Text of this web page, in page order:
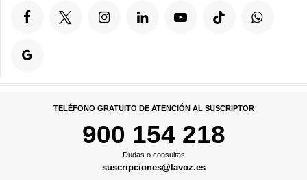
TELÉFONO GRATUITO DE ATENCIÓN AL SUSCRIPTOR
900 154 218
Dudas o consultas
suscripciones@lavoz.es